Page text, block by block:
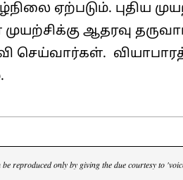
ஏற்படும். புதிய
ஆதரவு
செய்வார்கள்.
reproduced only by giving the due courtesy to